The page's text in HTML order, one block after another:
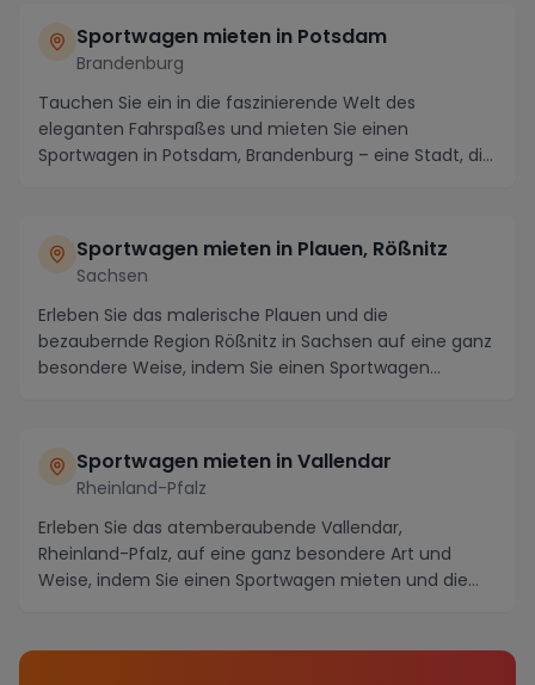
Sportwagen mieten in Potsdam
Brandenburg
Tauchen Sie ein in die faszinierende Welt des
eleganten Fahrspaßes und mieten Sie einen
Sportwagen in Potsdam, Brandenburg – eine Stadt, die
Sportwagen mieten in Plauen, Rößnitz
Sachsen
Erleben Sie das malerische Plauen und die
bezaubernde Region Rößnitz in Sachsen auf eine ganz
besondere Weise, indem Sie einen Sportwagen
Sportwagen mieten in Vallendar
Rheinland-Pfalz
Erleben Sie das atemberaubende Vallendar,
Rheinland-Pfalz, auf eine ganz besondere Art und
Weise, indem Sie einen Sportwagen mieten und die